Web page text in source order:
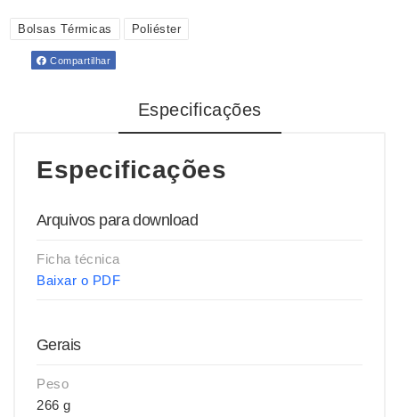
Bolsas Térmicas Poliéster
Compartilhar
Especificações
Especificações
Arquivos para download
Ficha técnica
Baixar o PDF
Gerais
Peso
266 g